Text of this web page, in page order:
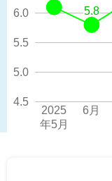
2025
年5月
6月
4.5
5.0
5.5
6.0
5.8
5.8